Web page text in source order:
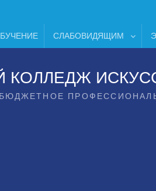
СЛАБОВИДЯЩИМ
КОЛЛЕДЖ